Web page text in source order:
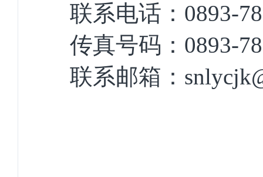
联系电话： 0893-
传真号码： 0893-
联系邮箱：